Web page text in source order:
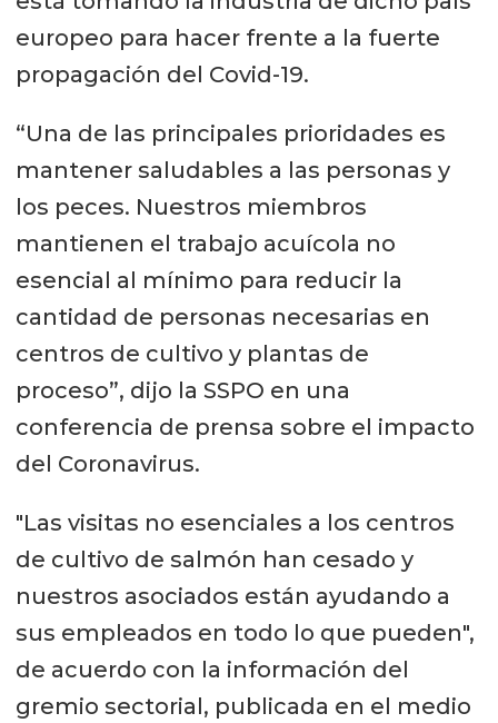
europeo para hacer frente a la fuerte
propagación del Covid-19.
“Una de las principales prioridades es
mantener saludables a las personas y
los peces. Nuestros miembros
mantienen el trabajo acuícola no
esencial al mínimo para reducir la
cantidad de personas necesarias en
centros de cultivo y plantas de
proceso”, dijo la SSPO en una
conferencia de prensa sobre el impacto
del Coronavirus.
"Las visitas no esenciales a los centros
de cultivo de salmón han cesado y
nuestros asociados están ayudando a
sus empleados en todo lo que pueden",
de acuerdo con la información del
gremio sectorial, publicada en el medio